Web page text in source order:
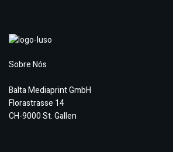
Sobre Nós
Balta Mediaprint GmbH
Florastrasse 14
CH-9000 St. Gallen